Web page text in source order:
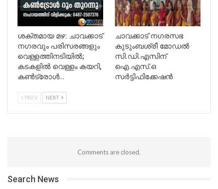
ശക്തമായ മഴ: ചാവക്കാട്
നഗരവും പരിസരങ്ങളും
വെള്ളത്തിനടിയിൽ;
കടകളിൽ വെള്ളം കയറി,
കൺട്രോൾ…
ചാവക്കാട് നഗരസഭ
കുടുംബശ്രീ മോഡൽ
സി.ഡി.എസിന്
ഐ.എസ്.ഒ
സർട്ടിഫിക്കേഷൻ
PREV NEXT
Comments are closed.
Search News